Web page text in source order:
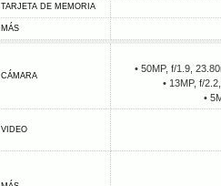
TARJETA DE MEMORIA
MÁS
CÁMARA
• 50MP, f/1.9,
• 13MP, f/
•
VIDEO